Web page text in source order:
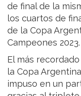
de final de la
los cuartos de
de la Copa
Campeones 2023.
El más
la Copa
impuso en un